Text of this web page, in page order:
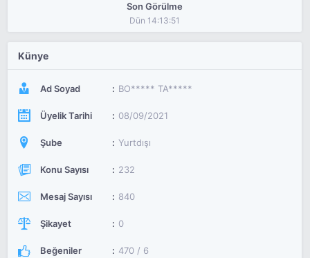
Son Görülme
Dün 14:13:51
Künye
Ad Soyad BO***** TA*****
Üyelik Tarihi 08/09/2021
Şube Yurtdışı
Konu Sayısı 232
Mesaj Sayısı 840
Şikayet 0
Beğeniler 470 / 6